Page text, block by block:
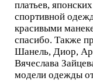
платьев,
спортивной
красивыми
спасибо. Также
Шанель, Диор,
Вячеслава
модели одежды